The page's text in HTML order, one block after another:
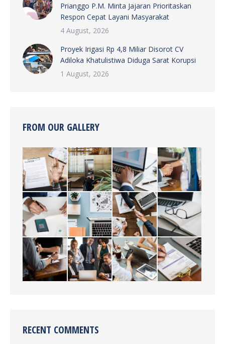
Prianggo P.M. Minta Jajaran Prioritaskan
Respon Cepat Layani Masyarakat
4 August, 2026
Proyek Irigasi Rp 4,8 Miliar Disorot CV
Adiloka Khatulistiwa Diduga Sarat Korupsi
1 August, 2026
FROM OUR GALLERY
RECENT COMMENTS